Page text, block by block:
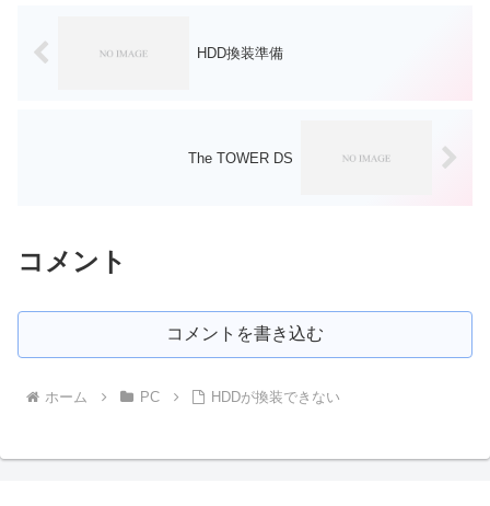
HDD換装準備
The TOWER DS
コメント
コメントを書き込む
ホーム PC HDDが換装できない